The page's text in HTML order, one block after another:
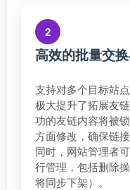
2
高效的批量交
支持对多个目标站
极大提升了拓展友
功的友链内容将被
方面修改，确保链
同时，网站管理者
行管理，包括删除
将同步下架）。